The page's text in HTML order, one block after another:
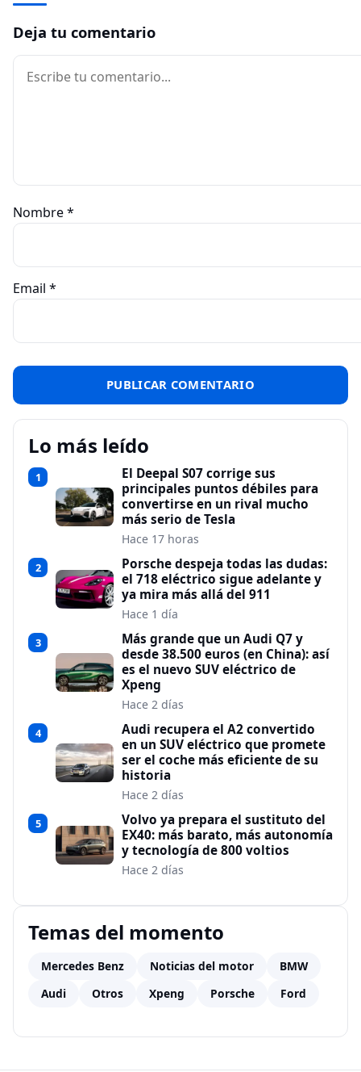
Deja tu comentario
Comentario
Nombre*
Email *
Lo más leído
1
El Deepal S07 corrige sus
principales puntos débiles para
convertirse en un rival mucho
más serio de Tesla
Hace 17 horas
2
Porsche despeja todas las dudas:
el 718 eléctrico sigue adelante y
ya mira más allá del 911
Hace 1 día
3
Más grande que un Audi Q7 y
desde 38.500 euros (en China): así
es el nuevo SUV eléctrico de
Xpeng
Hace 2 días
4
Audi recupera el A2 convertido
en un SUV eléctrico que promete
ser el coche más eficiente de su
historia
Hace 2 días
5
Volvo ya prepara el sustituto del
EX40: más barato, más autonomía
y tecnología de 800 voltios
Hace 2 días
Temas del momento
Mercedes Benz Noticias del motor
BMW
Audi
Otros Xpeng Porsche Ford